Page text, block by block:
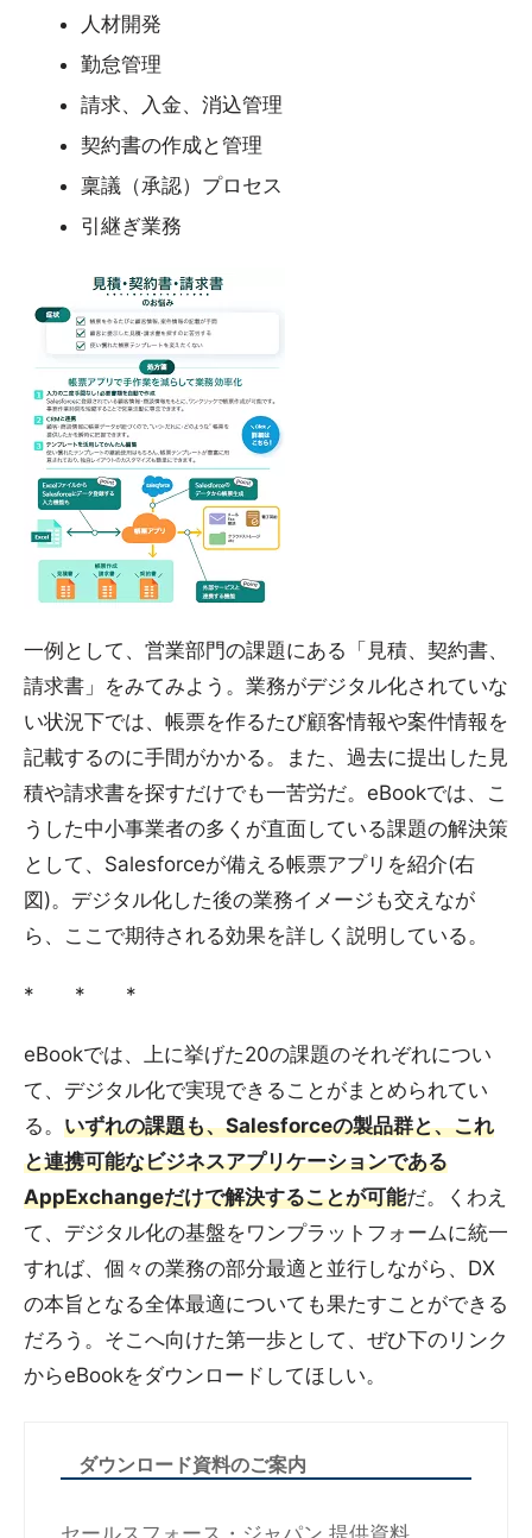
人材開発
勤怠管理
請求、入金、消込管理
契約書の作成と管理
稟議（承認）プロセス
引継ぎ業務
一例として、営業部門の課題にある「見積、契約書、
請求書」をみてみよう。業務がデジタル化されていな
い状況下では、帳票を作るたび顧客情報や案件情報を
記載するのに手間がかかる。また、過去に提出した見
積や請求書を探すだけでも一苦労だ。eBookでは、こ
うした中小事業者の多くが直面している課題の解決策
として、Salesforceが備える帳票アプリを紹介(右
図)。デジタル化した後の業務イメージも交えなが
ら、ここで期待される効果を詳しく説明している。
* * *
eBookでは、上に挙げた20の課題のそれぞれについ
て、デジタル化で実現できることがまとめられてい
る。 いずれの課題も、Salesforceの製品群と、これ
と連携可能なビジネスアプリケーションである
AppExchangeだけで解決することが可能だ。くわえ
て、デジタル化の基盤をワンプラットフォームに統一
すれば、個々の業務の部分最適と並行しながら、DX
の本旨となる全体最適についても果たすことができる
だろう。そこへ向けた第一歩として、ぜひ下のリンク
からeBookをダウンロードしてほしい。
ダウンロード資料のご案内
セールスフォース・ジャパン 提供資料